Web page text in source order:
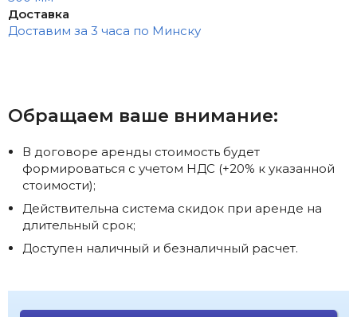
Доставка
Доставим за 3 часа по Минску
Обращаем ваше внимание:
В договоре аренды стоимость будет
формироваться с учетом НДС (+20% к указанной
стоимости);
Действительна система скидок при аренде на
длительный срок;
Доступен наличный и безналичный расчет.